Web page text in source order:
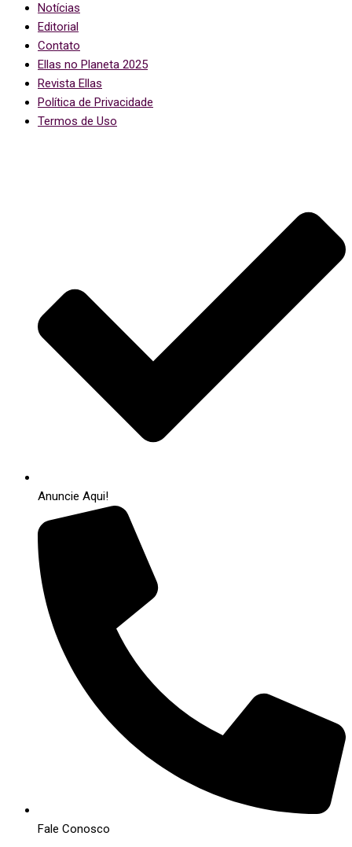
Notícias
Editorial
Contato
Ellas no Planeta 2025
Revista Ellas
Política de Privacidade
Termos de Uso
Anuncie Aqui!
Fale Conosco